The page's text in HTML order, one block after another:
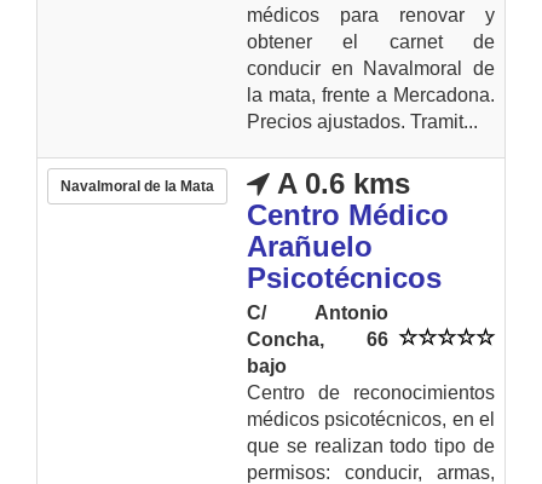
médicos para renovar y
obtener el carnet de
conducir en Navalmoral de
la mata, frente a Mercadona.
Precios ajustados. Tramit...
Navalmoral de la Mata
A 0.6 kms
Centro Médico
Arañuelo
Psicotécnicos
C/ Antonio
Concha, 66
bajo
Centro de reconocimientos
médicos psicotécnicos, en el
que se realizan todo tipo de
permisos: conducir, armas,